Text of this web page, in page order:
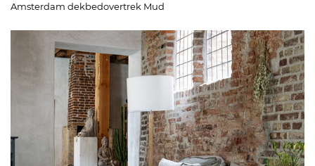
Amsterdam dekbedovertrek Mud